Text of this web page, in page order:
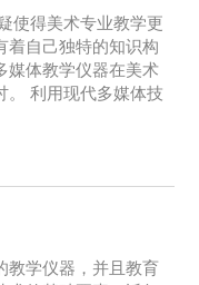
使得美术专业教学更
着自己独特的知识构
媒体教学仪器在美术
。 利用现代多媒体技
教学仪器，并且教育